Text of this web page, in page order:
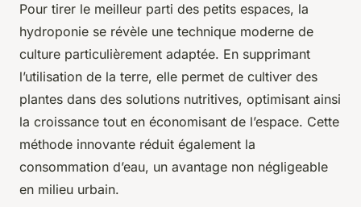
Pour tirer le meilleur parti des petits espaces, la
hydroponie se révèle une technique moderne de
culture particulièrement adaptée. En supprimant
l’utilisation de la terre, elle permet de cultiver des
plantes dans des solutions nutritives, optimisant ainsi
la croissance tout en économisant de l’espace. Cette
méthode innovante réduit également la
consommation d’eau, un avantage non négligeable
en milieu urbain.